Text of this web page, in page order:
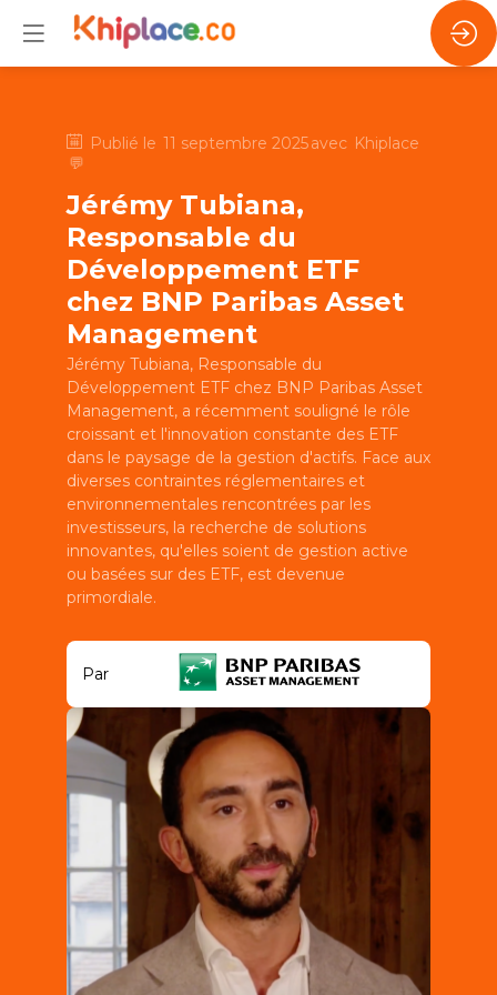
Publié le 11 septembre 2025avec Khiplace
💬
Jérémy Tubiana,
Responsable du
Développement ETF
chez BNP Paribas Asset
Management
Jérémy Tubiana, Responsable du
Développement ETF chez BNP Paribas Asset
Management, a récemment souligné le rôle
croissant et l'innovation constante des ETF
dans le paysage de la gestion d'actifs. Face aux
diverses contraintes réglementaires et
environnementales rencontrées par les
investisseurs, la recherche de solutions
innovantes, qu'elles soient de gestion active
ou basées sur des ETF, est devenue
primordiale.
Par